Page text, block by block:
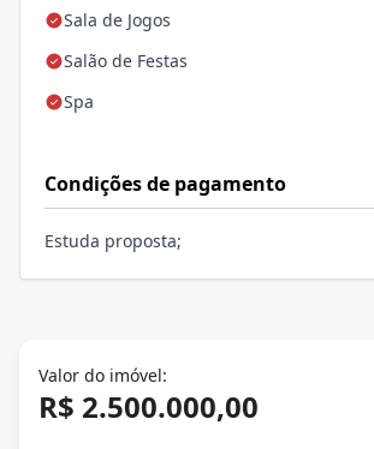
Sala de Jogos
Salão de Festas
Spa
Condições de pagamento
Estuda proposta;
Valor do imóvel:
R$ 2.500.000,00